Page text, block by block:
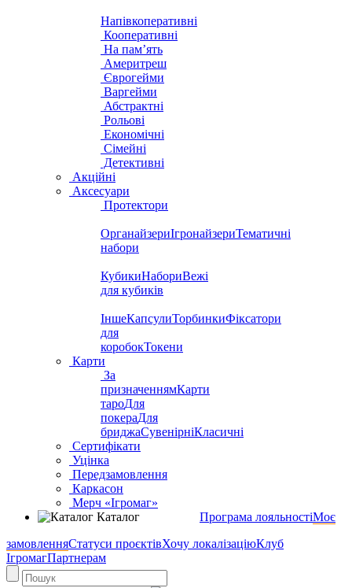
Напівкоперативні
Кооперативні
На пам’ять
Америтреш
Єврогейми
Варгейми
Абстрактні
Рольові
Економічні
Сімейні
Детективні
Акційні
Аксесуари
Протектори
ОрганайзериІгронайзериТематичні
набори
КубикиНабориВежі
для кубиків
ІншеКапсулиТорбинкиФіксатори
для
коробокТокени
Карти
За
призначеннямКарти
тароДля
покераДля
бриджаСувенірніКласичні
Сертифікати
Уцінка
Передзамовлення
Каркасон
Мерч «Ігромаг»
Каталог
Програма лояльностіМоє
замовленняСтатуси проєктівХочу локалізаціюКлуб
ІгромагПартнерам